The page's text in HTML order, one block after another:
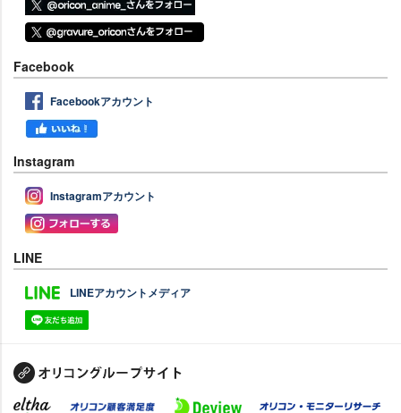
Facebook
Facebookアカウント
Instagram
Instagramアカウント
LINE
LINEアカウントメディア